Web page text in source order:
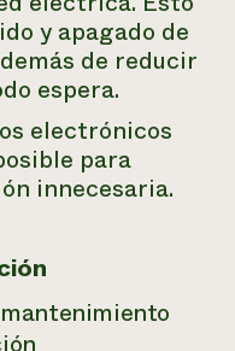
y apagado de
de reducir
espera.
electrónicos
para
innecesaria.